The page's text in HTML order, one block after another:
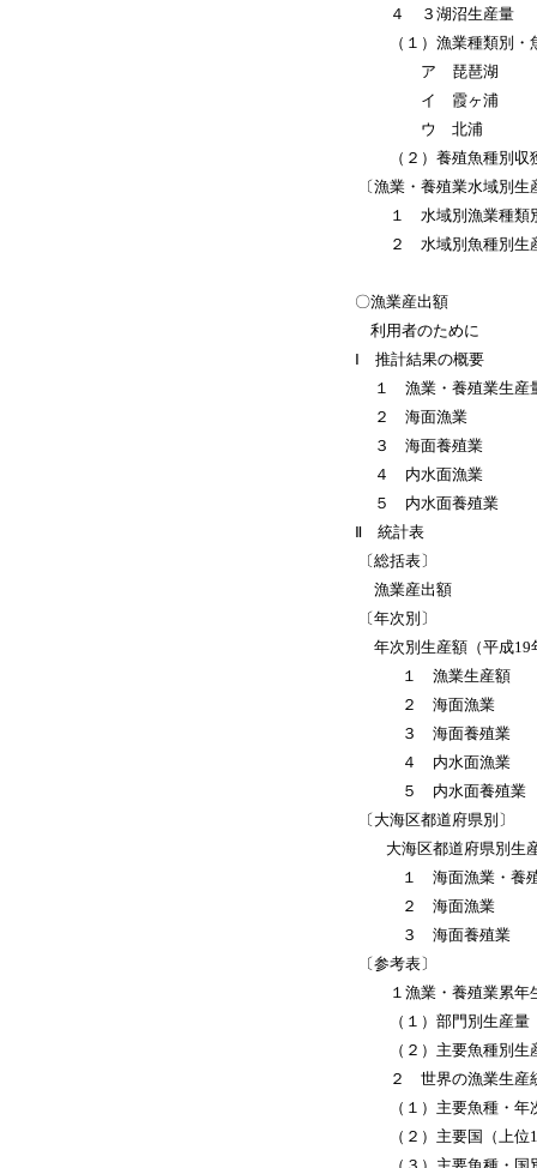
４ ３湖沼生産量
（１）漁業種類別・
ア 琵琶湖
イ 霞ヶ浦
ウ 北浦
（２）養殖魚種別収
〔漁業・養殖業水域別
１ 水域別漁業種類
２ 水域別魚種別生
〇漁業産出額
利用者のために
Ⅰ 推計結果の概要
１ 漁業・養殖業生産
２ 海面漁業
３ 海面養殖業
４ 内水面漁業
５ 内水面養殖業
Ⅱ 統計表
〔総括表〕
漁業産出額
〔年次別〕
年次別生産額（平成19
１ 漁業生産額
２ 海面漁業
３ 海面養殖業
４ 内水面漁業
５ 内水面養殖業
〔大海区都道府県別〕
大海区都道府県別生産
１ 海面漁業・養殖
２ 海面漁業
３ 海面養殖業
〔参考表〕
１漁業・養殖業累年
（１）部門別生産量
（２）主要魚種別生
２ 世界の漁業生産
（１）主要魚種・年
（２）主要国（上位